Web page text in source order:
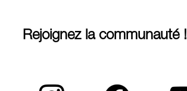
Rejoignez la communauté !